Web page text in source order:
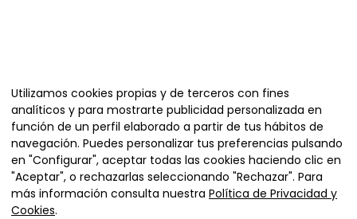
Organiza
Utilizamos cookies propias y de terceros con fines
analíticos y para mostrarte publicidad personalizada en
función de un perfil elaborado a partir de tus hábitos de
navegación. Puedes personalizar tus preferencias pulsando
en "Configurar", aceptar todas las cookies haciendo clic en
"Aceptar", o rechazarlas seleccionando "Rechazar". Para
más información consulta nuestra Política de Privacidad y
Cookies.